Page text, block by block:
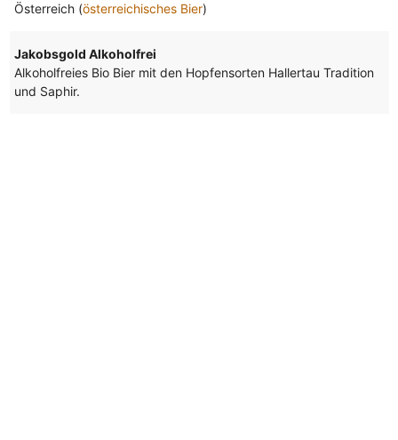
Österreich (österreichisches Bier)
Jakobsgold Alkoholfrei
Alkoholfreies Bio Bier mit den Hopfensorten Hallertau Tradition
und Saphir.